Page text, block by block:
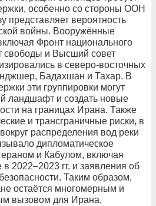
особенно со стороны ООН
представляет вероятность
войны. Вооружённые
Фронт национального
свободы и Высший совет
в северо-восточных
Бадахшан и Тахар. В
эти группировки могут
ландшафт и создать новые
на границах Ирана. Также
и трансграничные риски, в
распределения вод реки
дипломатическое
и Кабулом, включая
2022–2023 гг. и заявления об
Таким образом,
остаётся многомерным и
вызовом для Ирана,